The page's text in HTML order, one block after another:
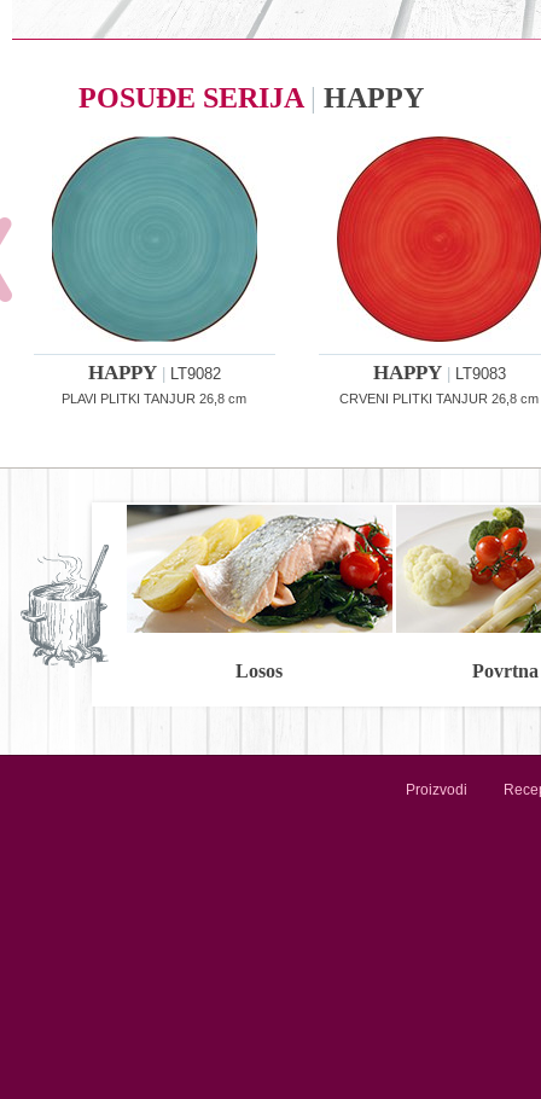
POSUĐE SERIJA | HAPPY
HAPPY LT9082
PLAVI PLITKI TANJUR 26,8 cm
HAPPY LT9083
CRVENI PLITKI TANJUR 26,8 cm
Losos
Proizvodi